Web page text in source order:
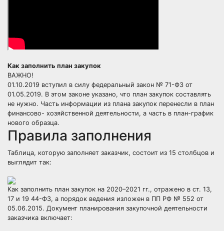
Как заполнить план закупок
ВАЖНО!
01.10.2019 вступил в силу федеральный закон № 71-ФЗ от
01.05.2019. В этом законе указано, что план закупок составлять
не нужно. Часть информации из плана закупок перенесли в план
финансово- хозяйственной деятельности, а часть в план-график
нового образца.
Правила заполнения
Таблица, которую заполняет заказчик, состоит из 15 столбцов и
выглядит так:
Как заполнить план закупок на 2020–2021 гг., отражено в ст. 13,
17 и 19 44-ФЗ, а порядок ведения изложен в ПП РФ № 552 от
05.06.2015. Документ планирования закупочной деятельности
заказчика включает: